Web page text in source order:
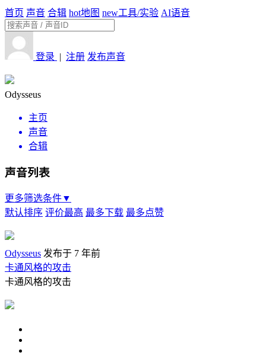
首页 声音 合辑 hot地图 new工具/实验 AI语音
登录 | 注册 发布声音
Odysseus
主页
声音
合辑
声音列表
更多筛选条件▼
默认排序 评价最高 最多下载 最多点赞
Odysseus 发布于 7 年前
卡通风格的攻击
卡通风格的攻击